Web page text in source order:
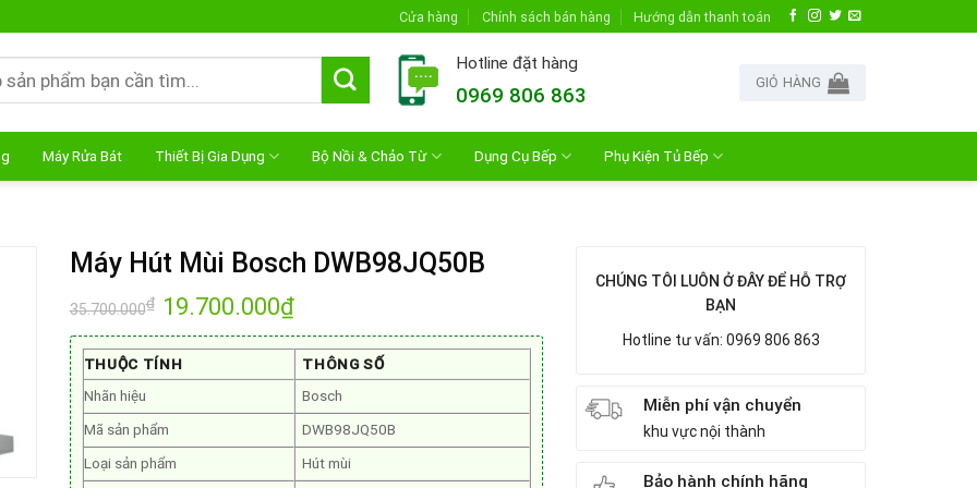
Cửa hàng Chính sách bán hàng Hướng dẫn thanh toán
Hotline đặt hàng
0969 806 863
GIỎ HÀNG
Máy Rửa Bát Thiết Bị Gia Dụng Bộ Nồi & Chảo Từ Dụng Cụ Bếp Phụ Kiện Tủ Bếp
Máy Hút Mùi Bosch DWB98JQ50B
35.700.000₫ Giá
gốc
là:
35.700.000₫.
19.700.000₫Giá
hiện
tại
là:
19.700.000₫.
THUỘC TÍNH
THÔNG SỐ
Nhãn hiệu
Bosch
Mã sản phẩm
DWB98JQ50B
Loại sản phẩm
Hút mùi
CHÚNG TÔI LUÔN Ở ĐÂY ĐỂ HỖ TRỢ
BẠN
Hotline tư vấn: 0969 806 863
Miễn phí vận chuyển
khu vực nội thành
Bảo hành chính hãng